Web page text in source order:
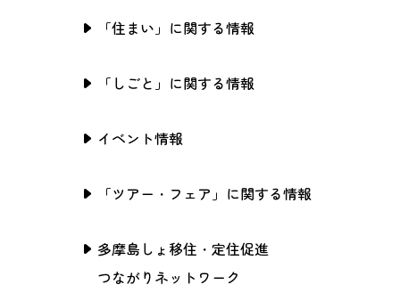
「住まい」に関する情報
「しごと」に関する情報
イベント情報
「ツアー・フェア」に関する情報
多摩島しょ移住・定住促進
つながりネットワーク